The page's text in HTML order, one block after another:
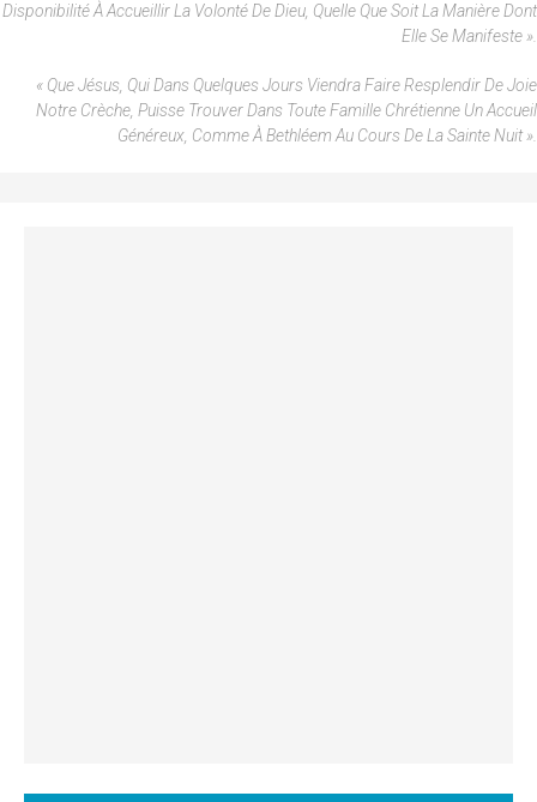
Disponibilité À Accueillir La Volonté De Dieu, Quelle Que Soit La Manière Dont
Elle Se Manifeste ».
« Que Jésus, Qui Dans Quelques Jours Viendra Faire Resplendir De Joie
Notre Crèche, Puisse Trouver Dans Toute Famille Chrétienne Un Accueil
Généreux, Comme À Bethléem Au Cours De La Sainte Nuit ».